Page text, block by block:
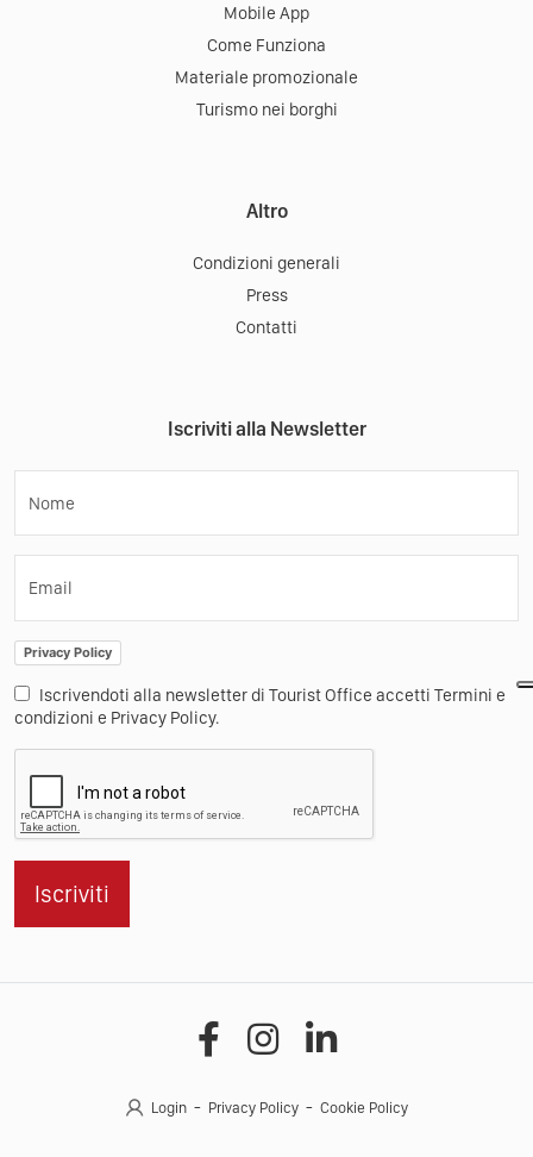
Mobile App
Come Funziona
Materiale promozionale
Turismo nei borghi
Altro
Condizioni generali
Press
Contatti
Iscriviti alla Newsletter
Nome
Email
Privacy Policy
Iscrivendoti alla newsletter di Tourist Office accetti Termini e
condizioni e Privacy Policy.
Iscriviti
Login Privacy Policy Cookie Policy